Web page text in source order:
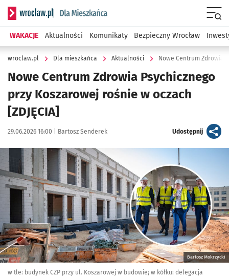
Serwis informacyjny wroclaw.pl podserwis: Dla mieszkańca
WAKACJE Aktualności Komunikaty Bezpieczny Wrocław
wroclaw.pl Dla mieszkańca Aktualności Nowe Centrum Zdrowia
Nowe Centrum Zdrowia Psychicznego
przy Koszarowej rośnie w oczach
[ZDJĘCIA]
Data publikacji:
29.06.2026 16:00 | Autor:
Bartosz Senderek Udostępnijartykuł
Kliknij, aby zobaczyć galerię
Bartosz Mokrzycki
w tle: budynek CZP przy ul. Koszarowej w budowie; w kółku: delegacja